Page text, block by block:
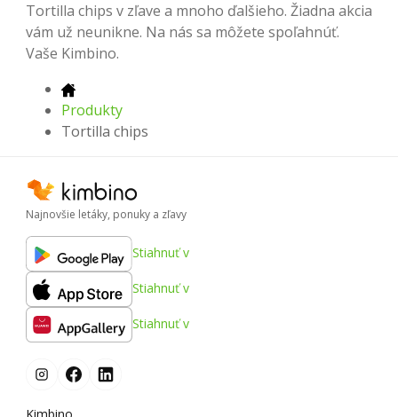
Tortilla chips v zľave a mnoho ďalšieho. Žiadna akcia
vám už neunikne. Na nás sa môžete spoľahnúť.
Vaše Kimbino.
Produkty
Tortilla chips
Najnovšie letáky, ponuky a zľavy
Stiahnuť v
Stiahnuť v
Stiahnuť v